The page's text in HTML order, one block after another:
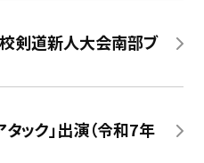
剣道新人大会南部ブ
ック」出演（令和7年